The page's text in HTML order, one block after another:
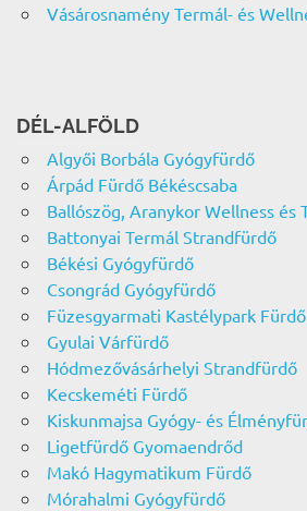
Vásárosnamény Termál- és
DÉL-ALFÖLD
Algyői Borbála Gyógyfürdő
Árpád Fürdő Békéscsaba
Ballószög, Aranykor Wellness és
Battonyai Termál Strandfürdő
Békési Gyógyfürdő
Csongrád Gyógyfürdő
Füzesgyarmati Kastélypark Fürdő
Gyulai Várfürdő
Hódmezővásárhelyi Strandfürdő
Kecskeméti Fürdő
Kiskunmajsa Gyógy- és
Ligetfürdő Gyomaendrőd
Makó Hagymatikum Fürdő
Mórahalmi Gyógyfürdő